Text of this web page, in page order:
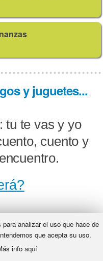
y juguetes...
tu te vas y yo
cuento y
palos
Tengo reyes
analizar el uso que hace de
que acepta su uso.
info aquí